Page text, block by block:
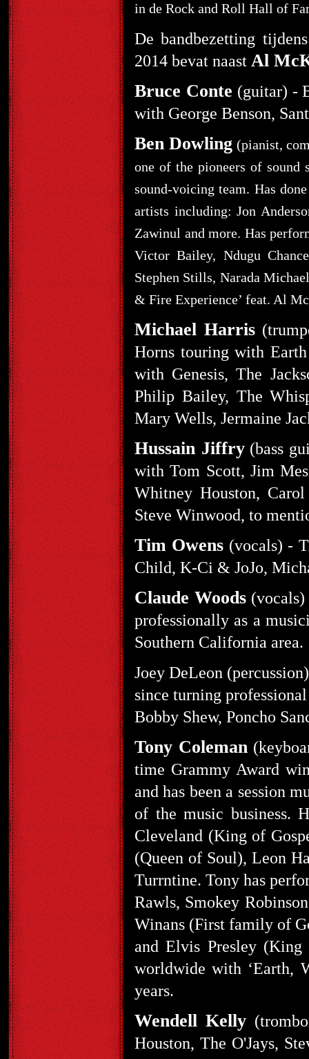
in de Rock and Roll Hall of
De bandbezetting
2014 bevat naast Al
Bruce Conte (guitar) -
with George Benson,
Ben Dowling (pianist,
one of the pioneers of sound
sound-voicing team. Has
artists including: Jon
Zawinul and more. Has
Victor Bailey, Ndugu
Stephen Stills, Narada
& Fire Experience’ feat. Al
Michael Harris
Horns touring with
with Genesis, The
Philip Bailey, The
Mary Wells, Jermaine
Hussain Jiffry(bass
with Tom Scott, Jim
Whitney Houston,
Steve Winwood, to
Tim Owens (vocals) -
Child, K-Ci & JoJo,
Claude Woods
professionally as a
Southern California area.
Joey DeLeon
since turning
Bobby Shew, Poncho
Tony Coleman
time Grammy Award
and has been a session
of the music business.
Cleveland (King of
(Queen of Soul), Leon
Turrntine. Tony has
Rawls, Smokey
Winans (First family of
and Elvis Presley
worldwide with ‘Earth,
years.
Wendell Kelly
Houston, The O'Jays,